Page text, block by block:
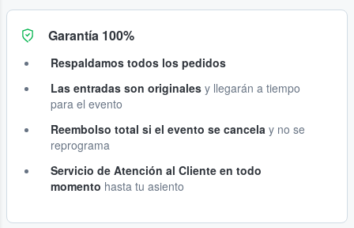
Garantía 100%
Respaldamos todos los pedidos
Las entradas son originales y llegarán a tiempo
para el evento
Reembolso total si el evento se cancela y no se
reprograma
Servicio de Atención al Cliente en todo
momento hasta tu asiento